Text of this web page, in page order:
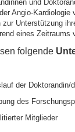
und
Angio-Kardiologie
Unterstützung
eines Zeitraums
folgende
der Doktorandin/
des
Mitglieder